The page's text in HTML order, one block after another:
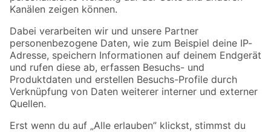
Folge uns
Zahlungsarten Versandarten
Sicher einkaufen